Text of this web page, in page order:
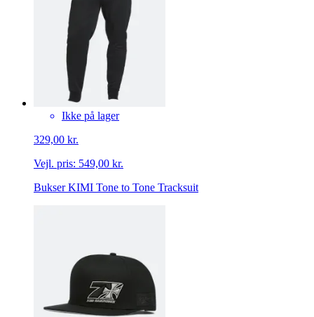
Ikke på lager
329,00 kr.
Vejl. pris: 549,00 kr.
Bukser KIMI Tone to Tone Tracksuit